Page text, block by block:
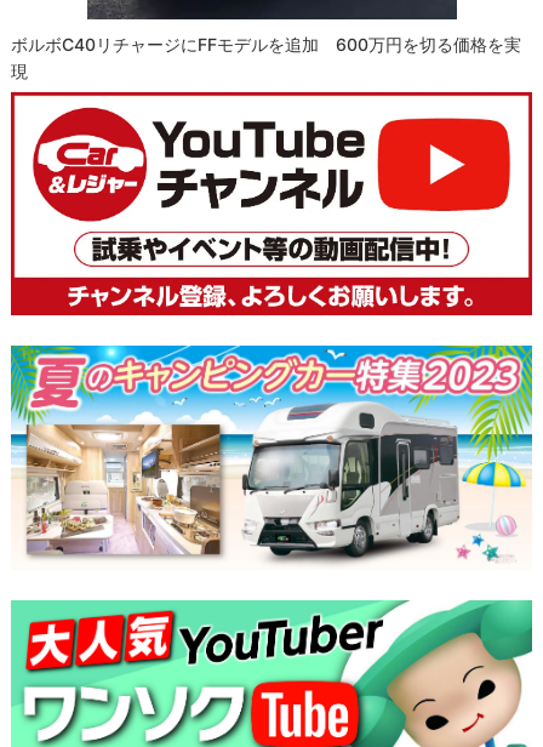
ボルボC40リチャージにFFモデルを追加 600万円を切る価格を実
現